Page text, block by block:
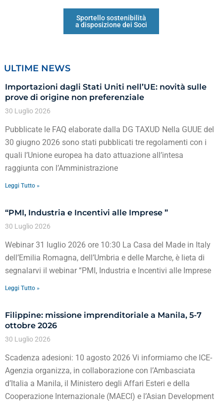
Sportello sostenibilità
a disposizione dei Soci
ULTIME NEWS
Importazioni dagli Stati Uniti nell’UE: novità sulle
prove di origine non preferenziale
30 Luglio 2026
Pubblicate le FAQ elaborate dalla DG TAXUD Nella GUUE del
30 giugno 2026 sono stati pubblicati tre regolamenti con i
quali l’Unione europea ha dato attuazione all’intesa
raggiunta con l’Amministrazione
Leggi Tutto »
“PMI, Industria e Incentivi alle Imprese ”
30 Luglio 2026
Webinar 31 luglio 2026 ore 10:30 La Casa del Made in Italy
dell’Emilia Romagna, dell’Umbria e delle Marche, è lieta di
segnalarvi il webinar “PMI, Industria e Incentivi alle Imprese
Leggi Tutto »
Filippine: missione imprenditoriale a Manila, 5-7
ottobre 2026
30 Luglio 2026
Scadenza adesioni: 10 agosto 2026 Vi informiamo che ICE-
Agenzia organizza, in collaborazione con l’Ambasciata
d’Italia a Manila, il Ministero degli Affari Esteri e della
Cooperazione Internazionale (MAECI) e l’Asian Development